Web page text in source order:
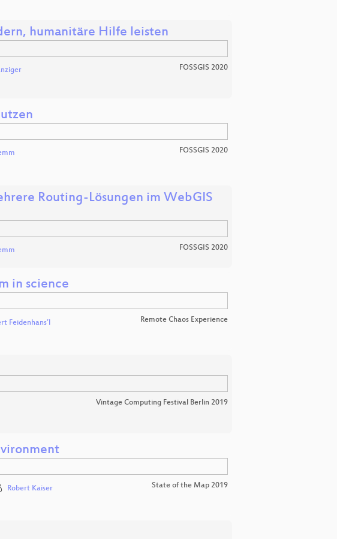
humanitäre Hilfe leisten
FOSSGIS 2020
FOSSGIS 2020
Routing-Lösungen im WebGIS
FOSSGIS 2020
in science
Feidenhans’l Remote Chaos Experience
Vintage Computing Festival Berlin 2019
Robert Kaiser State of the Map 2019